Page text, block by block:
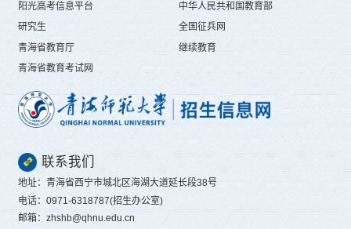
阳光高考信息平台
中华人民共和国教育部
研究生
全国征兵网
青海省教育厅
继续教育
青海省教育考试网
联系我们
地址：青海省西宁市城北区海湖大道延长段38号
电话：0971-6318787(招生办公室)
邮箱：zhshb@qhnu.edu.cn